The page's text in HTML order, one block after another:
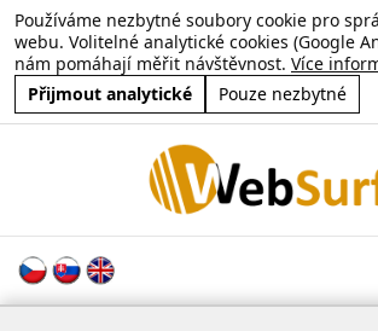
Používáme nezbytné soubory cookie pro
webu. Volitelné analytické cookies (Google
nám pomáhají měřit návštěvnost. Více
Přijmout analytické
Pouze nezbytné